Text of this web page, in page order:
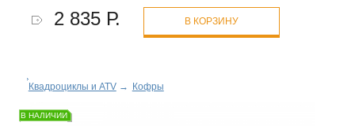
2 835 Р. В КОРЗИНУ
Квадроциклы и ATV→ Кофры
В НАЛИЧИИ